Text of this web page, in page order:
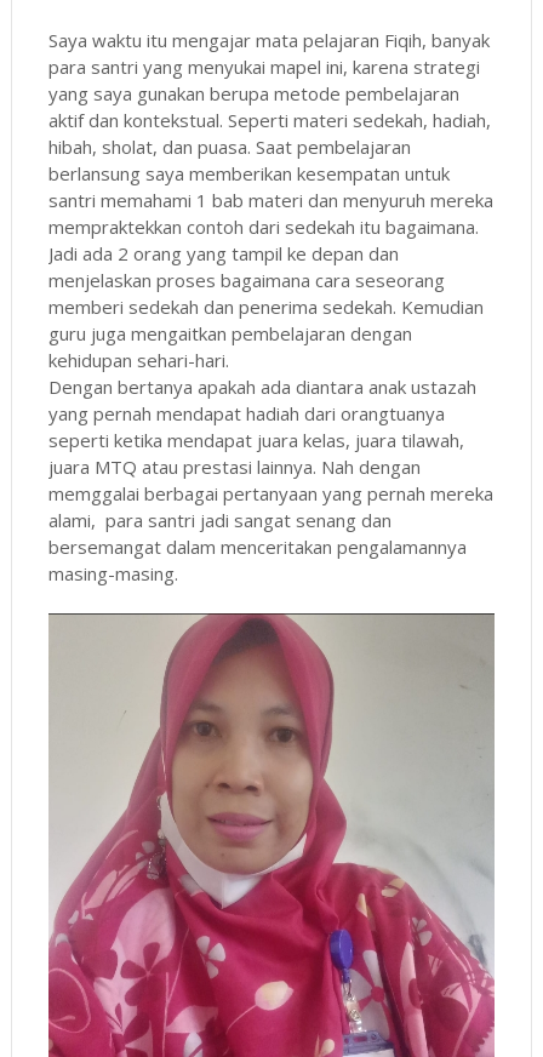
Saya waktu itu mengajar mata pelajaran Fiqih, banyak
para santri yang menyukai mapel ini, karena strategi
yang saya gunakan berupa metode pembelajaran
aktif dan kontekstual. Seperti materi sedekah, hadiah,
hibah, sholat, dan puasa. Saat pembelajaran
berlansung saya memberikan kesempatan untuk
santri memahami 1 bab materi dan menyuruh mereka
mempraktekkan contoh dari sedekah itu bagaimana.
Jadi ada 2 orang yang tampil ke depan dan
menjelaskan proses bagaimana cara seseorang
memberi sedekah dan penerima sedekah. Kemudian
guru juga mengaitkan pembelajaran dengan
kehidupan sehari-hari.
Dengan bertanya apakah ada diantara anak ustazah
yang pernah mendapat hadiah dari orangtuanya
seperti ketika mendapat juara kelas, juara tilawah,
juara MTQ atau prestasi lainnya. Nah dengan
memggalai berbagai pertanyaan yang pernah mereka
alami, para santri jadi sangat senang dan
bersemangat dalam menceritakan pengalamannya
masing-masing.